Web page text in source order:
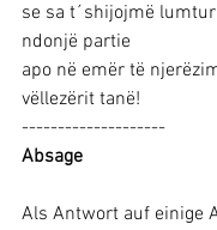
se sa t´shijojmë
ndonjë partie
apo në emër të
vëllezërit tanë!
--------------------
Absage
Als Antwort auf einige